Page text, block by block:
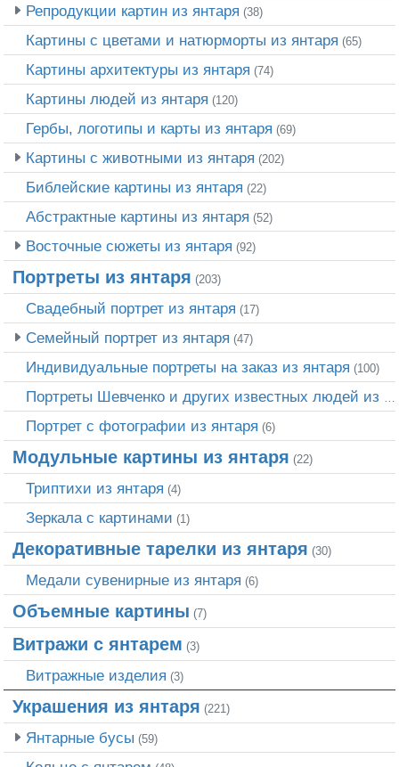
Репродукции картин из янтаря (38)
Картины с цветами и натюрморты из янтаря (65)
Картины архитектуры из янтаря (74)
Картины людей из янтаря (120)
Гербы, логотипы и карты из янтаря (69)
Картины с животными из янтаря (202)
Библейские картины из янтаря (22)
Абстрактные картины из янтаря (52)
Восточные сюжеты из янтаря (92)
Портреты из янтаря (203)
Свадебный портрет из янтаря (17)
Семейный портрет из янтаря (47)
Индивидуальные портреты на заказ из янтаря (100)
Портрет c фотографии из янтаря (6)
Модульные картины из янтаря (22)
Триптихи из янтаря (4)
Зеркала с картинами (1)
Декоративные тарелки из янтаря (30)
Медали сувенирные из янтаря (6)
Объемные картины (7)
Витражи с янтарем (3)
Витражные изделия (3)
Украшения из янтаря (221)
Янтарные бусы (59)